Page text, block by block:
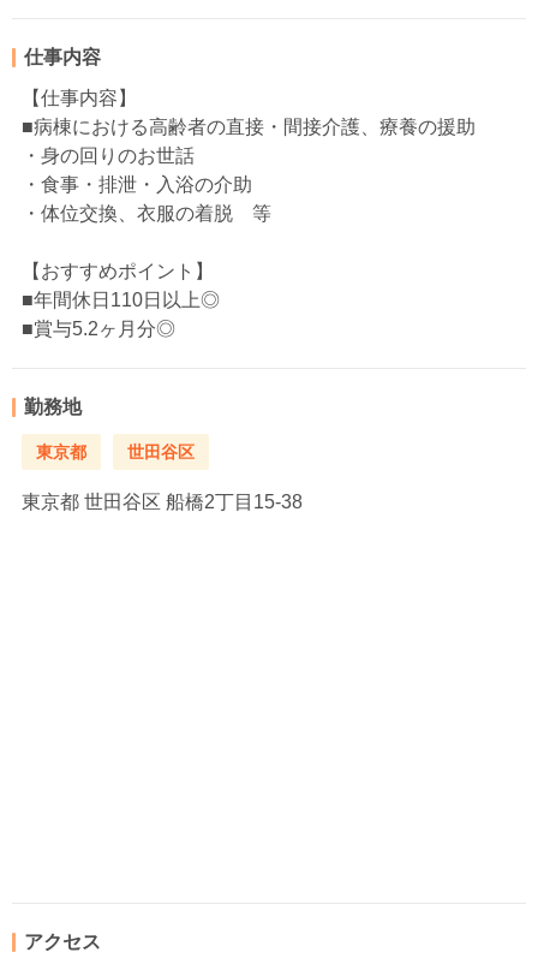
仕事内容
【仕事内容】
■病棟における高齢者の直接・間接介護、療養の援助
・身の回りのお世話
・食事・排泄・入浴の介助
・体位交換、衣服の着脱 等
【おすすめポイント】
■年間休日110日以上◎
■賞与5.2ヶ月分◎
勤務地
東京都 世田谷区
東京都 世田谷区 船橋2丁目15-38
アクセス